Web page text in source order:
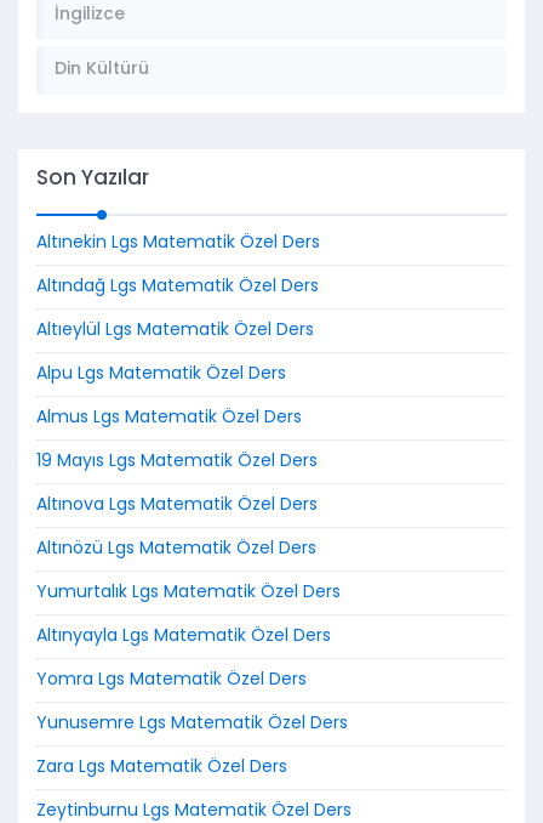
İngilizce
Din Kültürü
Son Yazılar
Altınekin Lgs Matematik Özel Ders
Altındağ Lgs Matematik Özel Ders
Altıeylül Lgs Matematik Özel Ders
Alpu Lgs Matematik Özel Ders
Almus Lgs Matematik Özel Ders
19 Mayıs Lgs Matematik Özel Ders
Altınova Lgs Matematik Özel Ders
Altınözü Lgs Matematik Özel Ders
Yumurtalık Lgs Matematik Özel Ders
Altınyayla Lgs Matematik Özel Ders
Yomra Lgs Matematik Özel Ders
Yunusemre Lgs Matematik Özel Ders
Zara Lgs Matematik Özel Ders
Zeytinburnu Lgs Matematik Özel Ders